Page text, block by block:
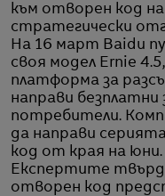
към отворен код
стратегически
На 16 март Baidu
своя модел Ernie
платформа за
направи безплатни
потребители.
да направи
код от края на юни.
Експертите
отворен код